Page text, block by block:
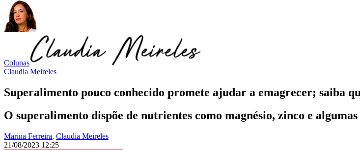
Colunas
Claudia Meireles
Superalimento pouco conhecido promete ajudar a emagrecer; saiba
O superalimento dispõe de nutrientes como magnésio, zinco e
Marina Ferreira, Claudia Meireles
21/08/2023 12:25